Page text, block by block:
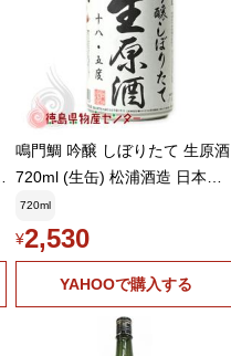
鳴門鯛 吟醸 しぼりたて 生原酒
720ml (生缶) 松浦酒造 日本酒
クール便発送 爆買
720ml
¥2,530
YAHOOで購入する